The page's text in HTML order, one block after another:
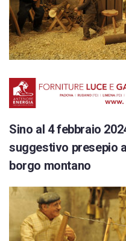
Sino al 4 febbraio
suggestivo presepio
borgo montano